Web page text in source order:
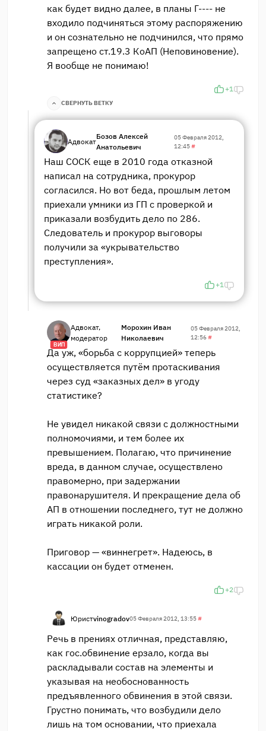
как будет видно далее, в планы Г---- не
входило подчиняться этому распоряжению
и он сознательно не подчинился, что прямо
запрещено ст.19.3 КоАП (Неповиновение).
Я вообще не понимаю!
+1
СВЕРНУТЬ ВЕТКУ
Адвокат
Бозов Алексей
Анатольевич
05 Февраля 2012,
12:45#
Наш СОСК еще в 2010 года отказной
написал на сотрудника, прокурор
согласился. Но вот беда, прошлым летом
приехали умники из ГП с проверкой и
приказали возбудить дело по 286.
Следователь и прокурор выговоры
получили за «укрывательство
преступления».
+1
ВИП
Адвокат,
модератор
Морохин Иван
Николаевич
05 Февраля 2012,
12:56#
Да уж, «борьба с коррупцией» теперь
осуществляется путём протаскивания
через суд «заказных дел» в угоду
статистике?
Не увидел никакой связи с должностными
полномочиями, и тем более их
превышением. Полагаю, что причинение
вреда, в данном случае, осуществлено
правомерно, при задержании
правонарушителя. И прекращение дела об
АП в отношении последнего, тут не должно
играть никакой роли.
Приговор — «виннегрет». Надеюсь, в
кассации он будет отменен.
+2
Юристvinogradov05 Февраля 2012, 13:55#
Речь в прениях отличная, представляю,
как гос.обвинение ерзало, когда вы
раскладывали состав на элементы и
указывая на необоснованность
предъявленного обвинения в этой связи.
Грустно понимать, что возбудили дело
лишь на том основании, что приехала